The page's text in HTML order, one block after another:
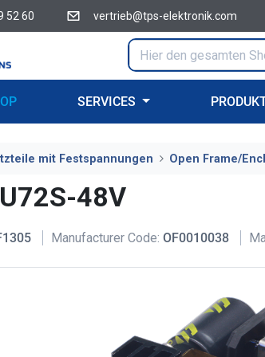
52 60 vertrieb@tps-elektronik.com
SERVICES
mit Festspannungen Open Frame/
48V
Manufacturer Code: OF0010038